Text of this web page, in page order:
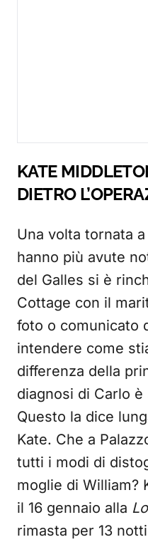
KATE
DIETRO
Una volta tornata
hanno più avute
del Galles si è
Cottage con il
foto o comunicato
intendere come
differenza della
diagnosi di Carlo
Questo la dice
Kate. Che a
tutti i modi di
moglie di William?
il 16 gennaio alla
rimasta per 13